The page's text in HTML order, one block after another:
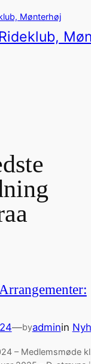
—byadminin
– Medlemsmøde